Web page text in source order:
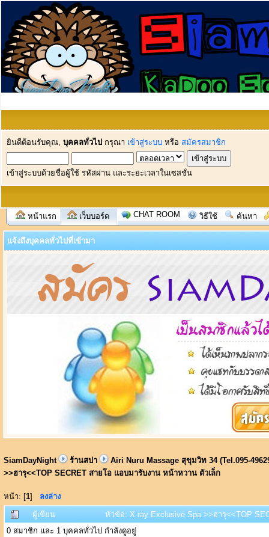
ยินดีต้อนรับคุณ, บุคคลทั่วไป กรุณา เข้าสู่ระบบ หรือ สมัครสมาชิก
เข้าสู่ระบบด้วยชื่อผู้ใช้ รหัสผ่าน และระยะเวลาในเซสชั่น
หน้าแรก เว็บบอร์ด CHAT ROOM วิธีใช้ ค้นหา
แจ้งถึงบุคคลทั่วไปที่เข้ามา
SiamDayNight ร้านสปา
Airi Nuru Massage สุขุมวิท 34 (Tel.095-
>>ฮารุ<<TOP SECRET สายโอ แอบมารับงาน หน้าหวาน ตัวเล็ก
หน้า: [1] ลงล่าง
ผู้เขียน
หัวข้อ: X-ray Exclusive Spa >>ฮารุ<<TOP
0 สมาชิก และ 1 บุคคลทั่วไป กำลังดูอยู่